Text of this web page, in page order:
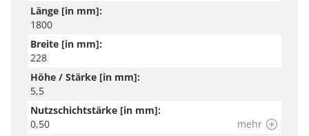
abzubilden. Bitte beachte jedoch, dass die Farben auf
deinem Endgerät je nach Einstellung und Umgebungslicht
variieren können.
Länge [in mm]:
1800
Breite [in mm]:
228
Höhe / Stärke [in mm]:
5,5
Nutzschichtstärke [in mm]:
0,50
mehr